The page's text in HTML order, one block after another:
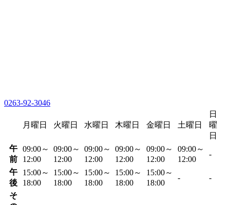
0263-92-3046
月曜日 火曜日 水曜日 木曜日 金曜日 土曜日
日
曜
日
午
前
09:00～
12:00
09:00～
12:00
09:00～
12:00
09:00～
12:00
09:00～
12:00
09:00～
12:00
-
午
後
15:00～
18:00
15:00～
18:00
15:00～
18:00
15:00～
18:00
15:00～
18:00
- -
そ